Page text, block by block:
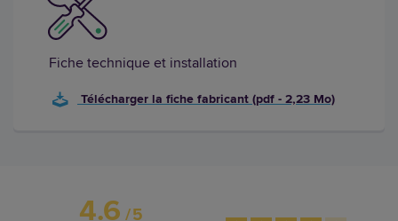
Fiche technique et installation
Télécharger la fiche fabricant (pdf - 2,23 Mo)
4.6/5